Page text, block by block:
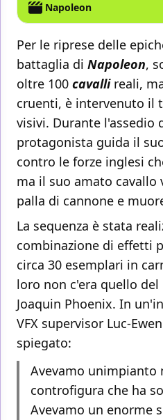
Napoleon
Per le riprese delle
battaglia di Napoleon,
oltre 100 cavalli reali,
cruenti, è intervenuto il
visivi. Durante l'assedio
protagonista guida il
contro le forze inglesi
ma il suo amato cavallo
palla di cannone e
La sequenza è stata
combinazione di effetti
circa 30 esemplari in
loro non c'era quello
Joaquin Phoenix. In
VFX supervisor Luc-
spiegato:
Avevamo unimpianto
controfigura che ha
Avevamo un enorme